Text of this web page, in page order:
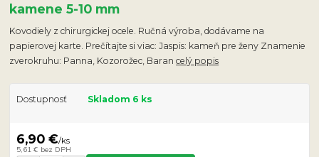
kamene 5-10 mm
Kovodiely z chirurgickej ocele. Ručná výroba, dodávame na
papierovej karte. Prečítajte si viac: Jaspis: kameň pre ženy Znamenie
zverokruhu: Panna, Kozorožec, Barancelý popis
Dostupnosť Skladom 6 ks
6,90 €/ks
5,61 € bez DPH